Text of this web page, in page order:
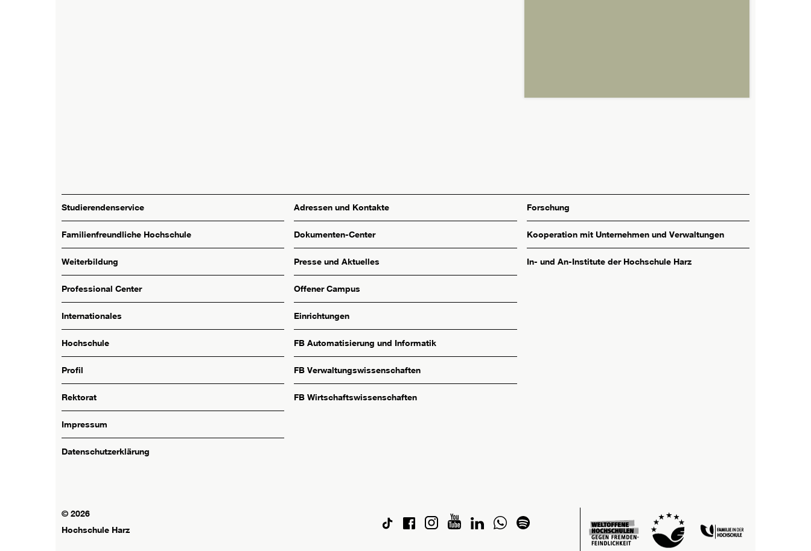
Studierendenservice
Familienfreundliche Hochschule
Weiterbildung
Professional Center
Internationales
Hochschule
Profil
Rektorat
Impressum
Datenschutzerklärung
Adressen und Kontakte
Dokumenten-Center
Presse und Aktuelles
Offener Campus
Einrichtungen
FB Automatisierung und Informatik
FB Verwaltungswissenschaften
FB Wirtschaftswissenschaften
Forschung
Kooperation mit Unternehmen und Verwaltungen
In- und An-Institute der Hochschule Harz
© 2026
Hochschule Harz